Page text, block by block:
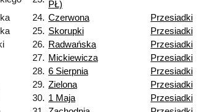
PŁ)
24. Czerwona
Przesiadki
25. Skorupki
Przesiadki
26. Radwańska
Przesiadki
27. Mickiewicza
Przesiadki
28. 6 Sierpnia
Przesiadki
29. Zielona
Przesiadki
30. 1 Maja
Przesiadki